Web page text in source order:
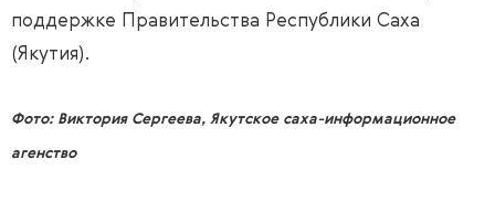
поддержке Правительства Республики Саха
(Якутия).
Фото: Виктория Сергеева, Якутское саха-информационное
агенство